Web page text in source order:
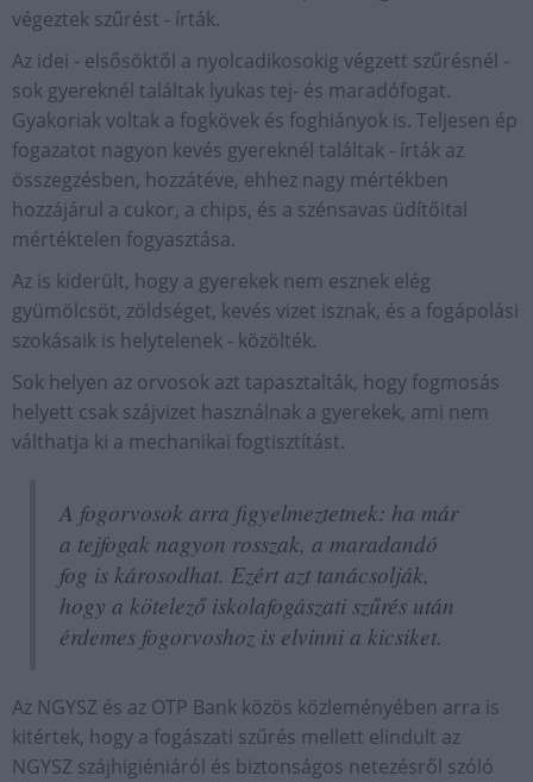
végeztek szűrést - írták.
Az idei - elsősöktől a nyolcadikosokig végzett szűrésnél -
sok gyereknél találtak lyukas tej- és maradófogat.
Gyakoriak voltak a fogkövek és foghiányok is. Teljesen ép
fogazatot nagyon kevés gyereknél találtak - írták az
összegzésben, hozzátéve, ehhez nagy mértékben
hozzájárul a cukor, a chips, és a szénsavas üdítőital
mértéktelen fogyasztása.
Az is kiderült, hogy a gyerekek nem esznek elég
gyümölcsöt, zöldséget, kevés vizet isznak, és a fogápolási
szokásaik is helytelenek - közölték.
Sok helyen az orvosok azt tapasztalták, hogy fogmosás
helyett csak szájvizet használnak a gyerekek, ami nem
válthatja ki a mechanikai fogtisztítást.
A fogorvosok arra figyelmeztetnek: ha már
a tejfogak nagyon rosszak, a maradandó
fog is károsodhat. Ezért azt tanácsolják,
hogy a kötelező iskolafogászati szűrés után
érdemes fogorvoshoz is elvinni a kicsiket.
Az NGYSZ és az OTP Bank közös közleményében arra is
kitértek, hogy a fogászati szűrés mellett elindult az
NGYSZ szájhigiéniáról és biztonságos netezésről szóló